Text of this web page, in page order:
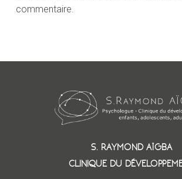
commentaire.
S. RAYMOND AÏGBA
CLINIQUE DU